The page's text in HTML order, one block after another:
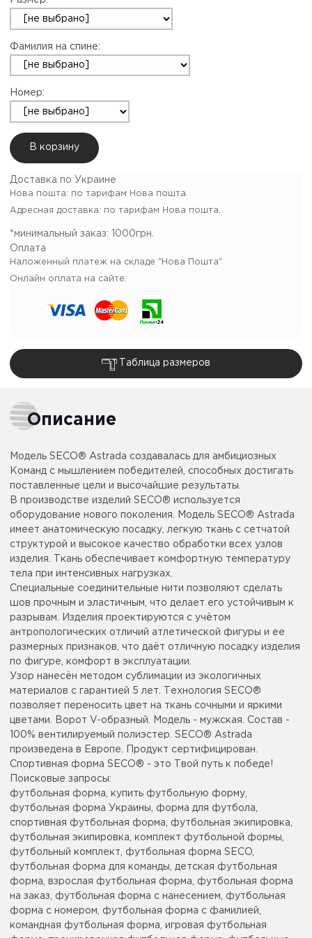
Фамилия на спине:
Номер:
В корзину
Доставка по Украине
Нова пошта: по тарифам Нова пошта.
Адресная доставка: по тарифам Нова пошта.
*минимальный заказ:
1000грн.
Оплата
Наложенный платеж на складе "Нова Пошта"
Онлайн оплата на сайте:
Таблица размеров
Описание
Модель SECO® Astrada создавалась для амбициозных
Команд с мышлением победителей, способных достигать
поставленные цели и высочайшие результаты.
В производстве изделий SECO® используется
оборудование нового поколения. Модель SECO® Astrada
имеет анатомическую посадку, легкую ткань с сетчатой
структурой и высокое качество обработки всех узлов
изделия. Ткань обеспечивает комфортную температуру
тела при интенсивных нагрузках.
Специальные соединительные нити позволяют сделать
шов прочным и эластичным, что делает его устойчивым к
разрывам. Изделия проектируются с учётом
антропологических отличий атлетической фигуры и ее
размерных признаков, что даёт отличную посадку изделия
по фигуре, комфорт в эксплуатации.
Узор нанесён методом сублимации из экологичных
материалов с гарантией 5 лет. Технология SECO®
позволяет переносить цвет на ткань сочными и яркими
цветами. Ворот V-образный. Модель - мужская. Состав -
100% вентилируемый полиэстер. SECO® Astrada
произведена в Европе. Продукт сертифицирован.
Спортивная форма SECO® - это Твой путь к победе!
Поисковые запросы:
футбольная форма, купить футбольную форму,
футбольная форма Украины, форма для футбола,
спортивная футбольная форма, футбольная экипировка,
футбольная экипировка, комплект футбольной формы,
футбольный комплект, футбольная форма SECO,
футбольная форма для команды, детская футбольная
форма, взрослая футбольная форма, футбольная форма
на заказ, футбольная форма с нанесением, футбольная
форма с номером, футбольная форма с фамилией,
командная футбольная форма, игровая футбольная